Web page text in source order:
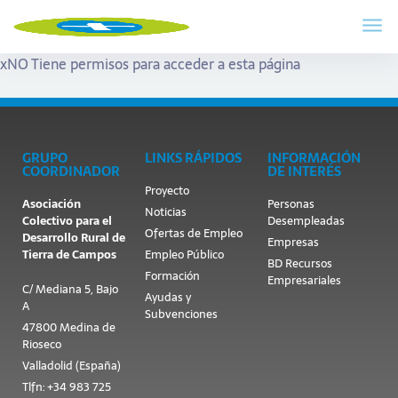
xNO Tiene permisos para acceder a esta página
GRUPO
COORDINADOR
Asociación
Colectivo para el
Desarrollo Rural de
Tierra de Campos
C/ Mediana 5, Bajo
A
47800 Medina de
Rioseco
Valladolid (España)
Tlfn: +34 983 725
LINKS RÁPIDOS
Proyecto
Noticias
Ofertas de Empleo
Empleo Público
Formación
Ayudas y
Subvenciones
INFORMACIÓN
DE INTERÉS
Personas
Desempleadas
Empresas
BD Recursos
Empresariales